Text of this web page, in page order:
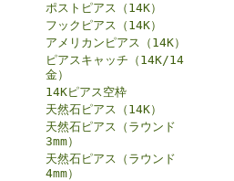
ポストピアス（14K）
フックピアス（14K）
アメリカンピアス（14K）
ピアスキャッチ（14K/14
金）
14Kピアス空枠
天然石ピアス（14K）
天然石ピアス（ラウンド
3mm）
天然石ピアス（ラウンド
4mm）